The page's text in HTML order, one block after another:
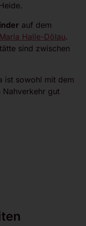
auf dem
Halle-Dölau.
sind zwischen
ist sowohl mit dem
Nahverkehr gut